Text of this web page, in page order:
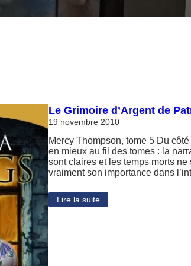
Le Grimoire d’Argent de
19 novembre 2010
Mercy Thompson, tome 5 Du
en mieux au fil des tomes : la
sont claires et les temps morts
vraiment son importance dans
Lire la suite